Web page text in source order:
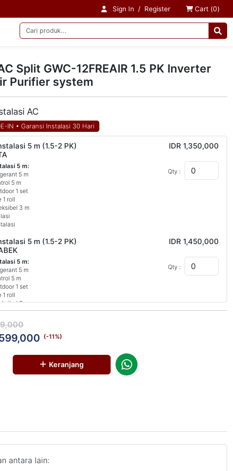
Sign In / Register Cart (0)
Split GWC-12FREAIR 1.5 PK Inverter
Purifier system
AC
IN • Garansi Instalasi 30 Hari
5 m (1.5-2 PK)
5 m:
5 m
5 m
1 set
1 roll
3 m
IDR 1,350,000
Qty :
5 m (1.5-2 PK)
5 m:
5 m
5 m
1 set
1 roll
3 m
IDR 1,450,000
Qty :
5 m tanpa Instalasi
5 m:
5 m
(-11%)
Keranjang
antara lain: